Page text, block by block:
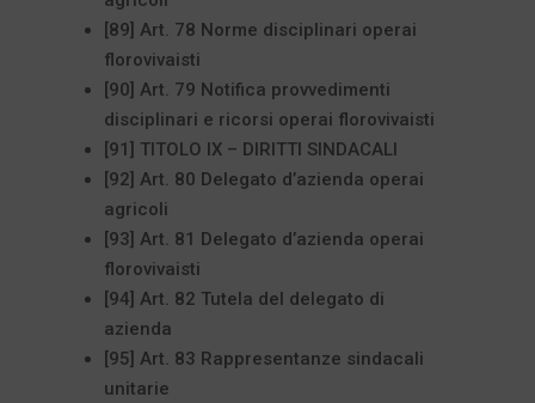
[89] Art. 78 Norme disciplinari operai
florovivaisti
[90] Art. 79 Notifica provvedimenti
disciplinari e ricorsi operai florovivaisti
[91] TITOLO IX – DIRITTI SINDACALI
[92] Art. 80 Delegato d’azienda operai
agricoli
[93] Art. 81 Delegato d’azienda operai
florovivaisti
[94] Art. 82 Tutela del delegato di
azienda
[95] Art. 83 Rappresentanze sindacali
unitarie